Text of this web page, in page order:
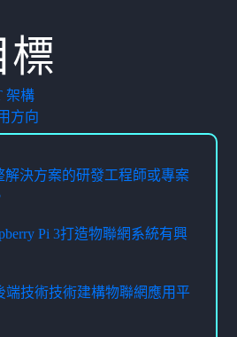
標
架構
方向
解決方案的研發工程師或專案
Pi 3打造物聯網系統有興
端技術技術建構物聯網應用平